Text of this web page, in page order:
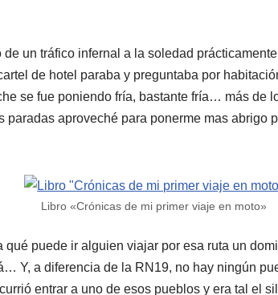
un tráfico infernal a la soledad
de hotel paraba y preguntaba por
se fue poniendo fría, bastante fría… más de
paradas aproveché para ponerme mas abrigo
Libro «Crónicas de mi primer viaje en moto»
qué puede ir alguien viajar por esa ruta un
Y, a diferencia de la RN19, no hay ningún
entrar a uno de esos pueblos y era tal el